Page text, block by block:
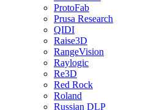
ProtoFab
Prusa Research
QIDI
Raise3D
RangeVision
Raylogic
Re3D
Red Rock
Roland
Russian DLP